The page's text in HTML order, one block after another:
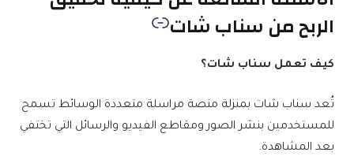
الربح من سناب شات
كيف تعمل سناب شات؟
تُعد سناب شات بمنزلة منصة مراسلة متعددة الوسائط تسمح
للمستخدمين بنشر الصور ومقاطع الفيديو والرسائل التي تختفي
بعد المشاهدة.